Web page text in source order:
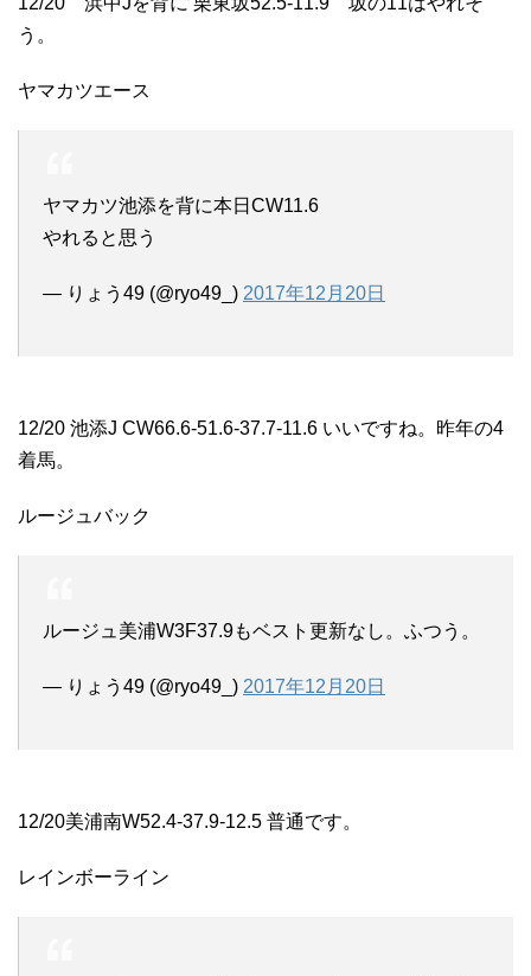
う。
ヤマカツエース
ヤマカツ池添を背に本日CW11.6
やれると思う
— りょう49 (@ryo49_) 2017年12月20日
12/20 池添J CW66.6-51.6-37.7-11.6 いいですね。昨年の4
着馬。
ルージュバック
ルージュ美浦W3F37.9もベスト更新なし。ふつう。
— りょう49 (@ryo49_) 2017年12月20日
12/20美浦南W52.4-37.9-12.5 普通です。
レインボーライン